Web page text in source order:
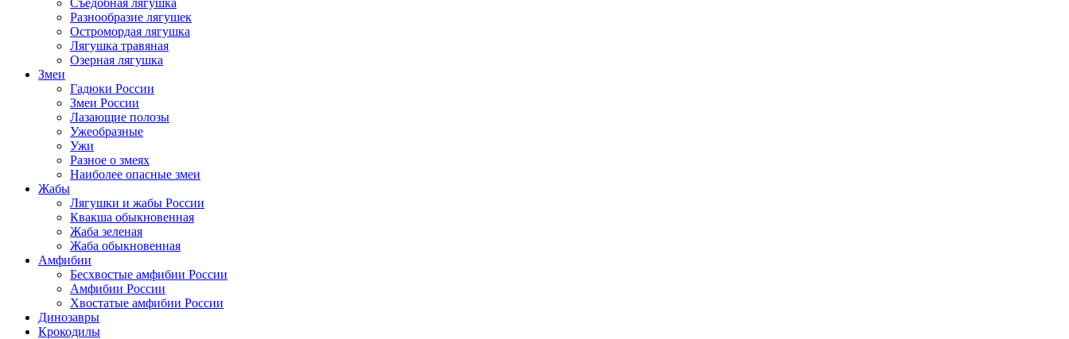
Съедобная лягушка
Разнообразие лягушек
Остромордая лягушка
Лягушка травяная
Озерная лягушка
Змеи
Гадюки России
Змеи России
Лазающие полозы
Ужеобразные
Ужи
Разное о змеях
Наиболее опасные змеи
Жабы
Лягушки и жабы России
Квакша обыкновенная
Жаба зеленая
Жаба обыкновенная
Амфибии
Бесхвостые амфибии России
Амфибии России
Хвостатые амфибии России
Динозавры
Крокодилы